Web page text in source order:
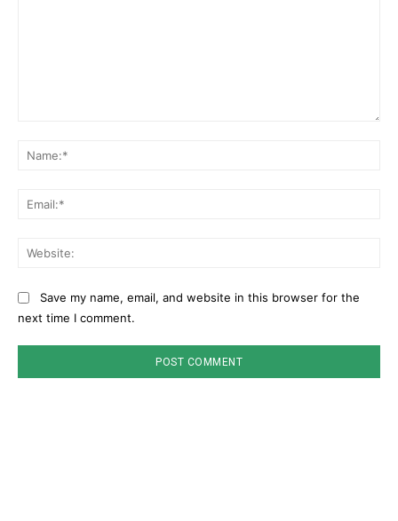
Save my name, email, and website in this browser for the
next time I comment.